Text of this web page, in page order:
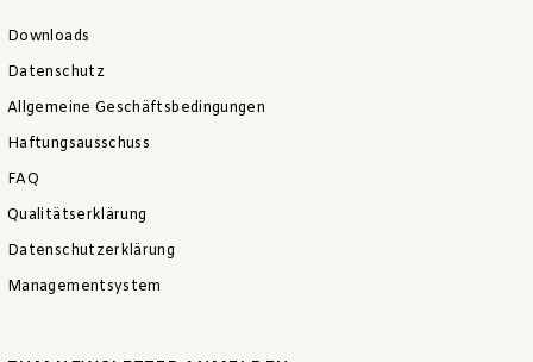
Downloads
Datenschutz
Allgemeine Geschäftsbedingungen
Haftungsausschuss
FAQ
Qualitätserklärung
Datenschutzerklärung
Managementsystem